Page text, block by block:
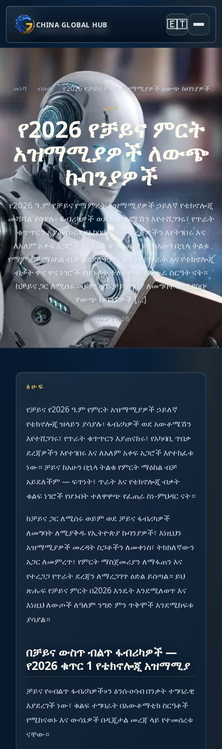
CHINA GLOBAL HUB 🇪🇹
መነሻ / ብሎግ / የ2026 የቻይና ምርት አዝማሚያዎች ለውጭ ኩባንያዎች
ብሎግ
የ2026 የቻይና ምርት
አዝማሚያዎች ለውጭ
ኩባንያዎች
የ2026 ዓ.ም የቻይና የማምረት አዝማሚያዎች ኃይለኛ የቴክኖሎጂ
መሻሻል ያሳያሉ፡ ፋብሪካዎች ወደ አውቶሜሽን እየተሸጋገሩ፣ የጥራት
ቁጥጥርን እያጠናከሩ፣ የአካባቢ ጥበቃ ደረጃዎችን እየተገበሩ እና
ለአለም አቀፍ አጋሮች እየተከፈቱ ነው። ቻይና ከአሁን በኋላ ትልቁ
የማምረቻ ማዕከል ብቻ አይደለችም፤ ፍጥነት፣ ጥራት እና የቴክኖሎጂ
ብቃት ዋና ዋና ነገሮች የሆኑበት ተለዋዋጭ የፈጠራ ስርዓት ናት።
ከቻይና ጋር ለሚሰሩ ወይም ወደ ቻይና ገበያ ለመግባት ለሚያስቡ
የውጭ ኩባንያዎች […]
2025-11-16
ፅሁፍ
የቻይና የ2026 ዓ.ም የምርት አዝማሚያዎች ኃይለኛ
የቴክኖሎጂ ዝላይን ያሳያሉ፡ ፋብሪካዎች ወደ አውቶሜሽን
እየተሸጋገሩ፣ የጥራት ቁጥጥርን እያጠናከሩ፣ የአካባቢ ጥበቃ
ደረጃዎችን እየተገበሩ እና ለአለም አቀፍ አጋሮች እየተከፈቱ
ነው። ቻይና ከአሁን በኋላ ትልቁ የምርት ማዕከል ብቻ
አይደለችም — ፍጥነት፣ ጥራት እና የቴክኖሎጂ ብቃት
ቁልፍ ነገሮች የሆኑበት ተለዋዋጭ የፈጠራ ስነ-ምህዳር ናት።
ከቻይና ጋር ለሚሰሩ ወይም ወደ ቻይና ፋብሪካዎች
ለመግባት ለሚያቅዱ የኢትዮጵያ ኩባንያዎች፣ እነዚህን
አዝማሚያዎች መረዳት ስጋቶችን ለመቀነስ፣ ትክክለኛውን
አጋር ለመምረጥ፣ የምርት ማስጀመሪያን ለማፋጠን እና
የተረጋጋ የጥራት ደረጃን ለማረጋገጥ ዕድል ይሰጣል። ይህ
ጽሑፍ የቻይና ምርት በ2026 እንዴት እንደሚለወጥ እና
እነዚህ ለውጦች ለዓለም ንግድ ምን ጥቅሞች እንደሚከፍቱ
ያሳያል።
በቻይና ውስጥ ብልጥ ፋብሪካዎች —
የ2026 ቁጥር 1 የቴክኖሎጂ አዝማሚያ
ቻይና የ«ብልጥ ፋብሪካዎች»ን ፅንሰ-ሀሳብ በንቃት ተግባራዊ
እያደረገች ነው፣ ቁልፍ ተግባራት በአውቶማቲክ ስርዓቶች
የሚከናወኑ እና ውሳኔዎች በዲጂታል መረጃ ላይ የተመሰረቱ
ናቸው።